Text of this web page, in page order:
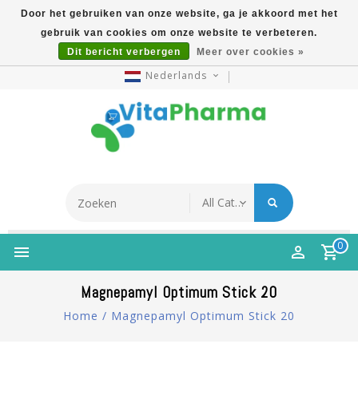
5% Korting Na Aanmelding Op Nieuwsbrief | Gratis
Verzending Vanaf €49 | Online Sinds 2007
Nederlands
0
Magnepamyl Optimum Stick 20
Home / Magnepamyl Optimum Stick 20
Door het gebruiken van onze website, ga je akkoord met het
gebruik van cookies om onze website te verbeteren.
Dit bericht verbergen
Meer over cookies »